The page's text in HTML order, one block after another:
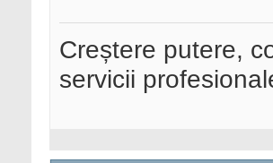
Creștere putere,
servicii